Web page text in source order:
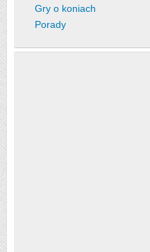
Gry o koniach
Porady